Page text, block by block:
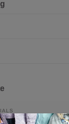
Schwimmflügel